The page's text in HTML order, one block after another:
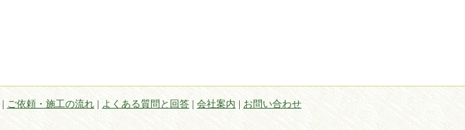
ご依頼・施工の流れ よくある質問と回答 会社案内 お問い合わせ